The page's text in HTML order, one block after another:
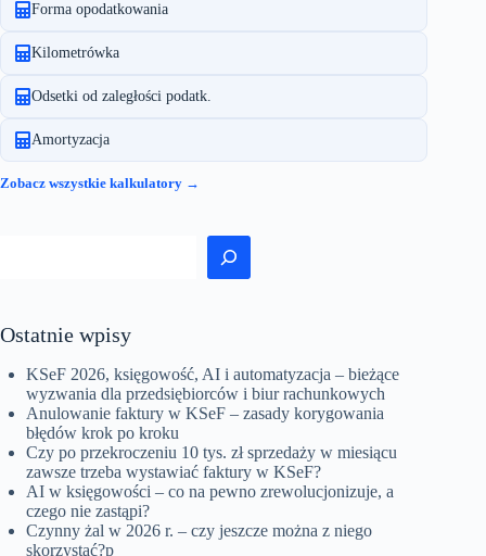
Forma opodatkowania
Kilometrówka
Odsetki od zaległości podatk.
Amortyzacja
Zobacz wszystkie kalkulatory →
Ostatnie wpisy
KSeF 2026, księgowość, AI i automatyzacja – bieżące
wyzwania dla przedsiębiorców i biur rachunkowych
Anulowanie faktury w KSeF – zasady korygowania
błędów krok po kroku
Czy po przekroczeniu 10 tys. zł sprzedaży w miesiącu
zawsze trzeba wystawiać faktury w KSeF?
AI w księgowości – co na pewno zrewolucjonizuje, a
czego nie zastąpi?
Czynny żal w 2026 r. – czy jeszcze można z niego
skorzystać?p